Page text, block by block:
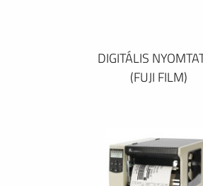
DIGITÁLIS
(FUJI FILM)